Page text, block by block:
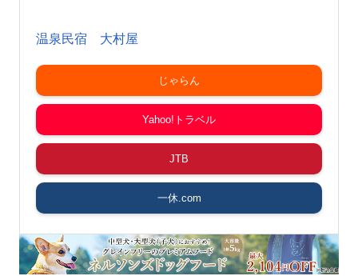
温泉民宿 大村屋
じゃらん
Yahoo!トラベル
JTB
一休.com